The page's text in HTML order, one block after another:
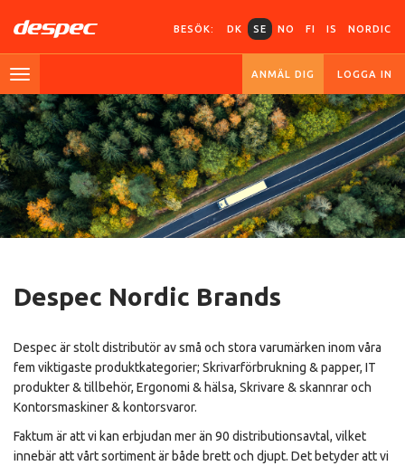
BESÖK: DK SE NO FI IS NORDIC
ANMÄL DIG LOGGA IN
Despec Nordic Brands
Despec är stolt distributör av små och stora varumärken inom våra
fem viktigaste produktkategorier; Skrivarförbrukning & papper, IT
produkter & tillbehör, Ergonomi & hälsa, Skrivare & skannrar och
Kontorsmaskiner & kontorsvaror.
Faktum är att vi kan erbjudan mer än 90 distributionsavtal, vilket
innebär att vårt sortiment är både brett och djupt. Det betyder att vi